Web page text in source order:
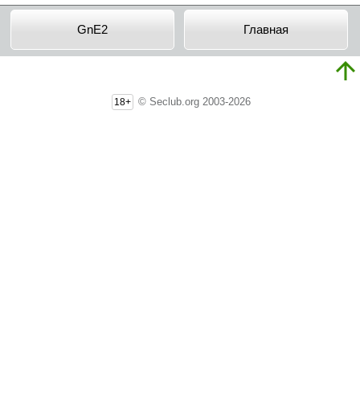
GnE2 Главная
18+ © Seclub.org 2003-2026